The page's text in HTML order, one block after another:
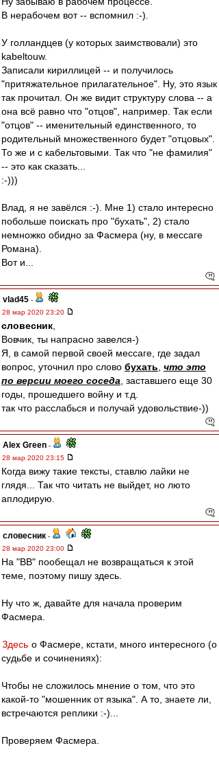
В нерабочем вот -- вспомнил :-).
У голландцев (у которых заимствовали) это
kabeltouw.
Записали кириллицей -- и получилось
"притяжательное прилагательное". Ну, это язык
так прочитал. Он же видит структуру слова -- а
она всё равно что "отцов", например. Так если
"отцов" -- именительный единственного, то
родительный множественного будет "отцовых".
То же и с кабельтовыми. Так что "не фамилия"
-- это как сказать...
:-)))
Влад, я не завёлся :-). Мне 1) стало интересно
побольше поискать про "бухать", 2) стало
немножко обидно за Фасмера (ну, в мессаге
Романа).
Вот и...
vlad45 -
28 мар 2020 23:20
словесник
Вовчик, ты напрасно завелся-)
Я, в самой первой своей мессаге, где задал
вопрос, уточнил про слово бухать что это
по версии моего соседа , заставшего еще 30
годы, прошедшего войну и т.д.
так что расслабься и получай удовольствие-))
Alex Green -
28 мар 2020 23:15
Когда вижу такие тексты, ставлю лайки не
глядя... Так что читать не выйдет, но люто
аплодирую.
словесник -
28 мар 2020 23:00
На "ВВ" пообещал не возвращаться к этой
теме, поэтому пишу здесь.
Ну что ж, давайте для начала проверим
Фасмера.
Здесь о Фасмере, кстати, много интересного (о
судьбе и сочинениях):
Чтобы не сложилось мнение о том, что это
какой-то "мошенник от языка". А то, знаете ли,
встречаются реплики :-)...
Проверяем Фасмера.